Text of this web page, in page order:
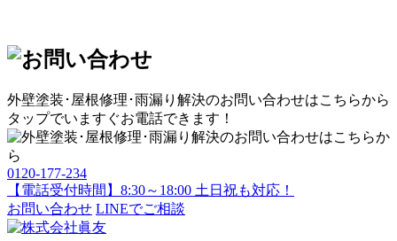
外壁塗装･屋根修理･雨漏り解決のお問い合わせはこちらから
タップでいますぐお電話できます！
0120-177-234
【電話受付時間】8:30～18:00 土日祝も対応！
お問い合わせ LINEでご相談